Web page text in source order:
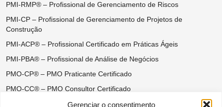
Gerenciar o consentimento
PMI-RMP® – Profissional de Gerenciamento de Riscos
PMI-CP – Profissional de Gerenciamento de Projetos de
Construção
PMI-ACP® – Profissional Certificado em Práticas Ágeis
PMI-PBA® – Profissional de Análise de Negócios
PMO-CP® – PMO Praticante Certificado
PMO-CC® – PMO Consultor Certificado
Certificações do Ágil Disciplinado